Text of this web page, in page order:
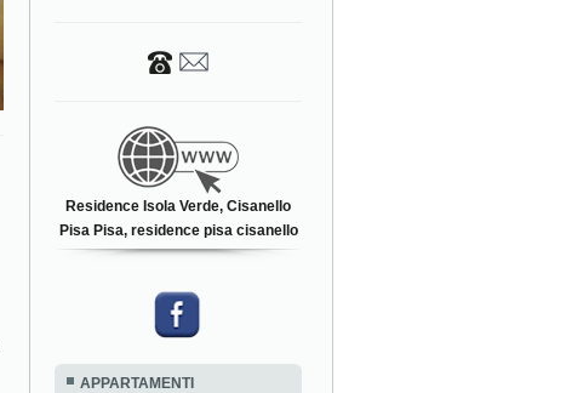
Residence Isola Verde, Cisanello
Pisa Pisa, residence pisa cisanello
APPARTAMENTI